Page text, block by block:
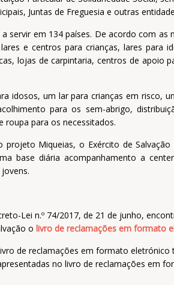
Juntas de Freguesia e outras
servir em 134 países. De acordo com as
e centros para crianças, lares para
lojas de carpintaria, centros de apoio
idosos, um lar para crianças em risco,
para os sem-abrigo,
roupa para os necessitados.
Miqueias, o Exército de
base diária acompanhamento a
Lei n.º 74/2017, de 21 de junho,
o livro de reclamações em formato
de reclamações em formato
no livro de reclamações em